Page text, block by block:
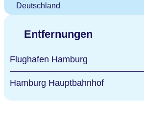
Deutschland
Entfernungen
Flughafen Hamburg
Hamburg Hauptbahnhof